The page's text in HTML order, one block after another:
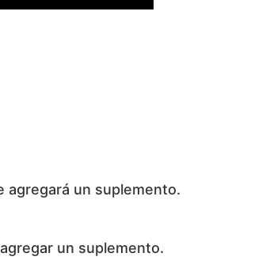
agregará un suplemento.
un suplemento.